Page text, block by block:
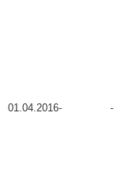
01.04.2016- -